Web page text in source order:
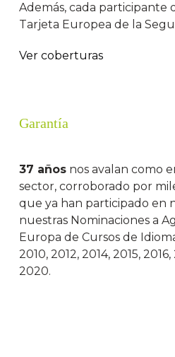
Además, cada participante
Tarjeta Europea de la
Ver coberturas
Garantía
37 años nos avalan como
sector, corroborado por
que ya han participado en
nuestras Nominaciones a
Europa de Cursos de
2010, 2012, 2014, 2015,
2020.